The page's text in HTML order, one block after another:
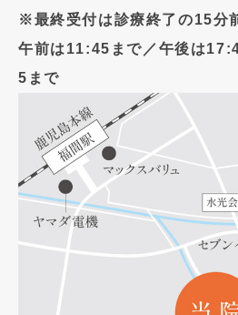
※最終受付は診療終了の15分
午前は11:45まで／午後は
5まで